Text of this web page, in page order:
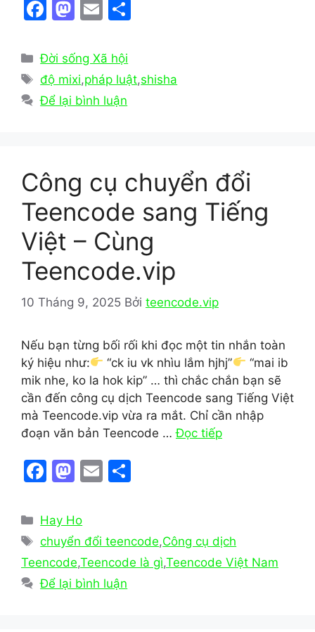
F
c
e
b
k
M
st
o
d
E
ai
l
e
Danh
mục
Đời sống Xã hội
Thẻ
độ mixi,pháp luật,shisha
Để lại bình luận
Công cụ chuyển đổi
Teencode sang Tiếng
Việt – Cùng
Teencode.vip
10 Tháng 9, 2025 Bởi teencode.vip
Nếu bạn từng bối rối khi đọc một tin nhắn toàn
ký hiệu như:
“ck iu vk nhìu lắm hjhj”
“mai ib
mik nhe, ko la hok kip” … thì chắc chắn bạn sẽ
cần đến công cụ dịch Teencode sang Tiếng Việt
mà Teencode.vip vừa ra mắt. Chỉ cần nhập
đoạn văn bản Teencode …Đọc tiếp
F
c
e
b
o
M
st
o
d
o
E
l
e
Danh
mục
Hay Ho
Thẻ
chuyển đổi teencode,Công cụ dịch
Teencode,Teencode là gì,Teencode Việt Nam
Để lại bình luận